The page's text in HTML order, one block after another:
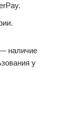
наличие
у